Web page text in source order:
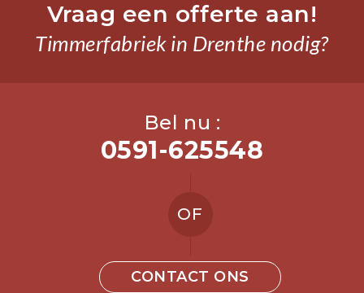
Vraag een offerte aan!
Timmerfabriek in Drenthe nodig?
Bel nu :
0591-625548
OF
CONTACT ONS